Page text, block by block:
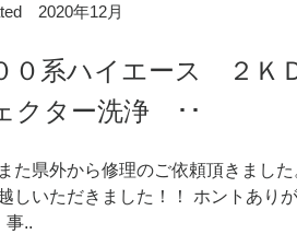
2020年12月
０系ハイエース ２
クター洗浄 ･･
た県外から修理のご依頼頂きまし
しいただきました！！ ホントあり
..